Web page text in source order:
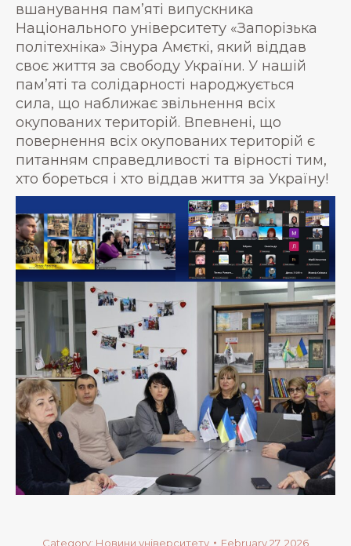
вшанування пам’яті випускника
Національного університету «Запорізька
політехніка» Зінура Амєткі, який віддав
своє життя за свободу України. У нашій
пам’яті та солідарності народжується
сила, що наближає звільнення всіх
окупованих територій. Впевнені, що
повернення всіх окупованих територій є
питанням справедливості та вірності тим,
хто бореться і хто віддав життя за Україну!
Category: Новини університету February 27, 2026